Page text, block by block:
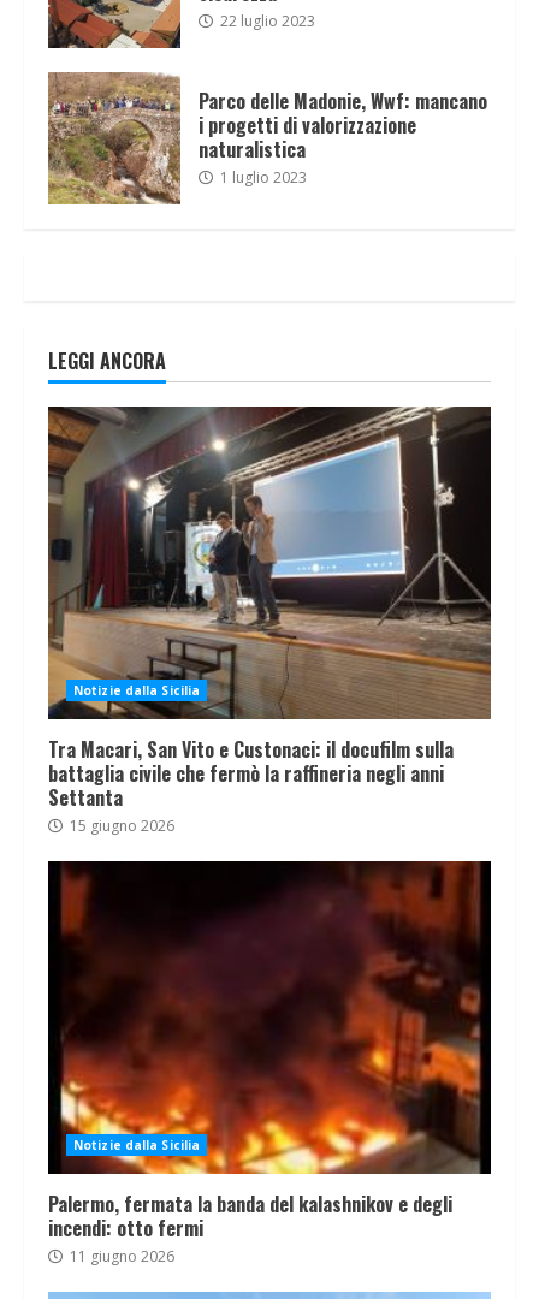
22 luglio 2023
Parco delle Madonie, Wwf: mancano
i progetti di valorizzazione
naturalistica
1 luglio 2023
LEGGI ANCORA
Notizie dalla Sicilia
Tra Macari, San Vito e Custonaci: il docufilm sulla
battaglia civile che fermò la raffineria negli anni
Settanta
15 giugno 2026
Notizie dalla Sicilia
Palermo, fermata la banda del kalashnikov e degli
incendi: otto fermi
11 giugno 2026